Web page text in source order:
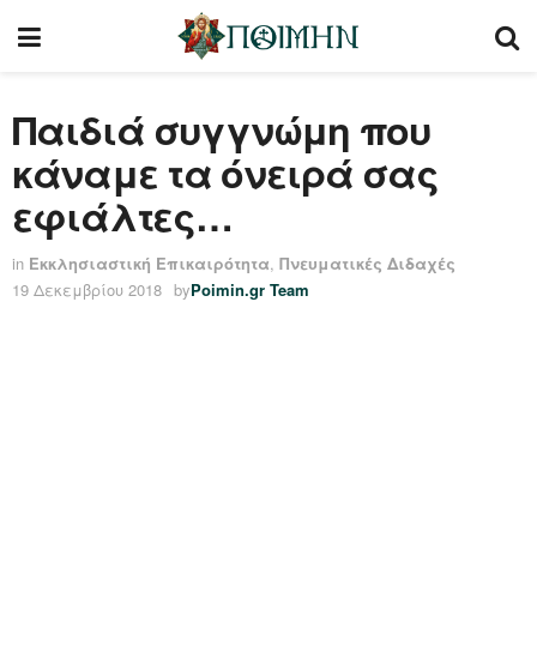
Παιδιά συγγνώμη που
κάναμε τα όνειρά σας
εφιάλτες…
in Εκκλησιαστική Επικαιρότητα, Πνευματικές Διδαχές
19 Δεκεμβρίου 2018 byPoimin.gr Team